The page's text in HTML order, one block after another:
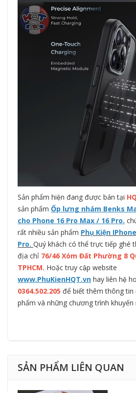
Sản phẩm hiện đang được bán tại
sản phẩm Ốp lưng nhám Benks
cho Phone 16 Pro Max / 16 Pro.
rất nhiều sản phẩm Phụ Kiện
Pro. Quý khách có thể trực tiếp ghé
địa chỉ 76/46 Xóm Đất Phường 8
TPHCM. Hoặc truy cập website
www.PhuKienHQT.vn hay liên hệ
0364.502.205 để biết thêm thông tin
phẩm và những chương trình
SẢN PHẨM LIÊN QUAN